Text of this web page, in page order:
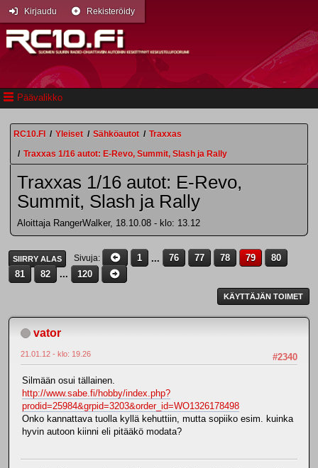
Päävalikko
Kirjaudu Rekisteröidy
RC10.FI / Yleiset / Sähköautot / Traxxas
/ Traxxas 1/16 autot: E-Revo, Summit, Slash ja Rally
Traxxas 1/16 autot: E-Revo,
Summit, Slash ja Rally
Aloittaja RangerWalker, 18.10.08 - klo: 13.12
SIIRRY ALAS Sivuja 1 ... 76 77 78 79
80
81
82 ... 120
KÄYTTÄJÄN TOIMET
vator
#2340
21.01.12 - klo: 19.26
Silmään osui tällainen.
http://www.sabe.fi/hobby/index.php?
prodid=25984&grpid=3203&order_id=WO1326178498
Onko kannattava tuolla kyllä kehuttiin, mutta sopiiko esim. kuinka
hyvin autoon kiinni eli pitääkö modata?